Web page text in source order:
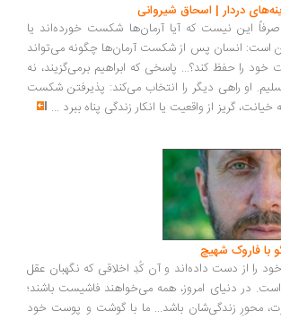
| اسحاق شیروانی
نیست که آیا آرمان‌ها شکست خورده‌اند یا
پس از شکست آرمان‌ها چگونه می‌تواند
کند؟... پاسخی که ابراهیم برمی‌گزیند، نه
دیگر را انتخاب می‌کند: پذیرفتن شکست
از واقعیت یا انکار زندگی پناه ببرد...
شهیچ‭
دست داده‌اند و آن کُدِ اخلاقی که نگهبان عقل
دنیای امروز، همه می‌خواهند فاشیست باشند؛
زندگی‌شان باشد... ما با گوشت و پوست خود